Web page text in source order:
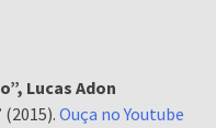
Lucas Adon
(2015).Ouça no Youtube